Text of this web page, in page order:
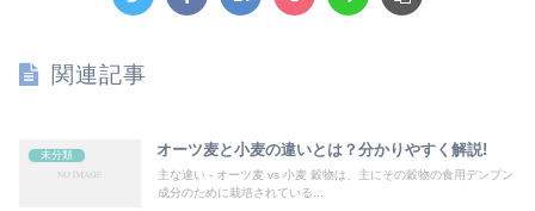
関連記事
未分類 オーツ麦と小麦の違いとは？分かりやすく解説!
主な違い - オーツ麦 vs 小麦 穀物は、主にその穀物の食用デンプン
成分のために栽培されている...